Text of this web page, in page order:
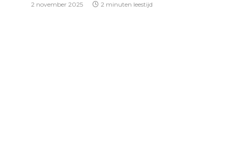
2 november 2025 2 minuten leestijd